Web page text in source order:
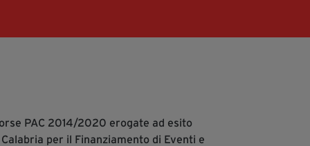
PAC 2014/2020 erogate ad esito
per il Finanziamento di Eventi e